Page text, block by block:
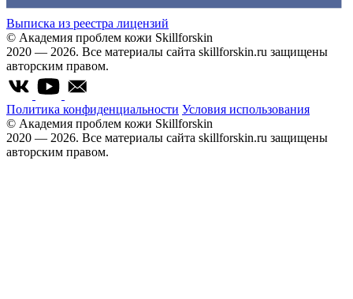
Выписка из реестра лицензий
© Академия проблем кожи Skillforskin
2020 — 2026. Все материалы сайта skillforskin.ru защищены
авторским правом.
Политика конфиденциальности Условия использования
© Академия проблем кожи Skillforskin
2020 — 2026. Все материалы сайта skillforskin.ru защищены
авторским правом.